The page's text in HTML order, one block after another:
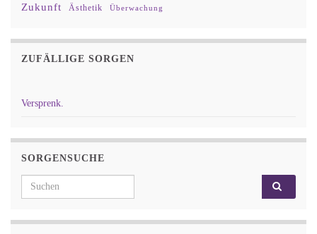
Zukunft Ästhetik Überwachung
ZUFÄLLIGE SORGEN
Versprenk.
SORGENSUCHE
Search for: